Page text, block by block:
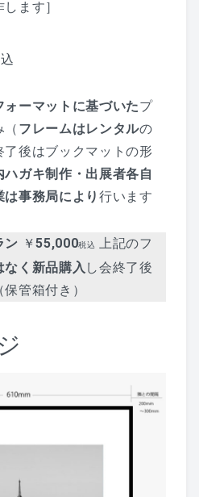
ます］
ォーマットに基づいたプ
（ フレームはレンタルの
了後はブックマットの形
ハガキ制作・出展者各自
事務局により 行います
ン ￥55,000税込
上記のフ
なく新品購入 し会終了後
管箱付き）